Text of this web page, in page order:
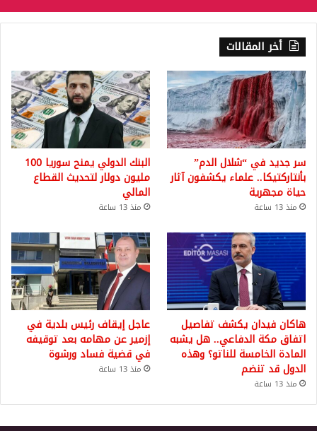
أخر المقالات
سر جديد في “شلال الدم”
بأنتاركتيكا.. علماء يكشفون آثار
حياة مجهرية
منذ 13 ساعة
البنك الدولي يمنح سوريا 100
مليون دولار لتحديث القطاع
المالي
منذ 13 ساعة
هاكان فيدان يكشف تفاصيل
اتفاق مكة الدفاعي.. هل يشبه
المادة الخامسة للناتو؟ وهذه
الدول قد تنضم
منذ 13 ساعة
عاجل إيقاف رئيس بلدية في
إزمير عن مهامه بعد توقيفه
في قضية فساد ورشوة
منذ 13 ساعة